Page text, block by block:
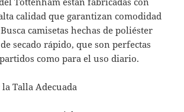
calidad que garantizan comodidad
camisetas hechas de poliéster
secado rápido, que son perfectas
como para el uso diario.
Talla Adecuada